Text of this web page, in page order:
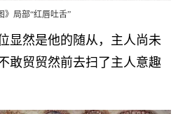
》局部“红唇吐舌”
然是他的随从，主人尚未
敢贸贸然前去扫了主人意趣